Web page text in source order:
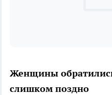
Женщины
слишком поздно